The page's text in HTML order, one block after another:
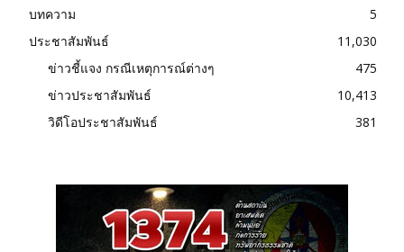
บทความ
5
ประชาสัมพันธ์
11,030
ข่าวชี้แจง กรณีเหตุการณ์ต่างๆ
475
ข่าวประชาสัมพันธ์
10,413
วิดีโอประชาสัมพันธ์
381